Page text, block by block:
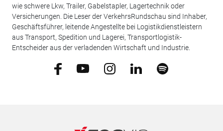
wie schwere Lkw, Trailer, Gabelstapler, Lagertechnik oder
Versicherungen. Die Leser der VerkehrsRundschau sind Inhaber,
Geschäftsführer, leitende Angestellte bei Logistikdienstleistern
aus Transport, Spedition und Lagerei, Transportlogistik-
Entscheider aus der verladenden Wirtschaft und Industrie.